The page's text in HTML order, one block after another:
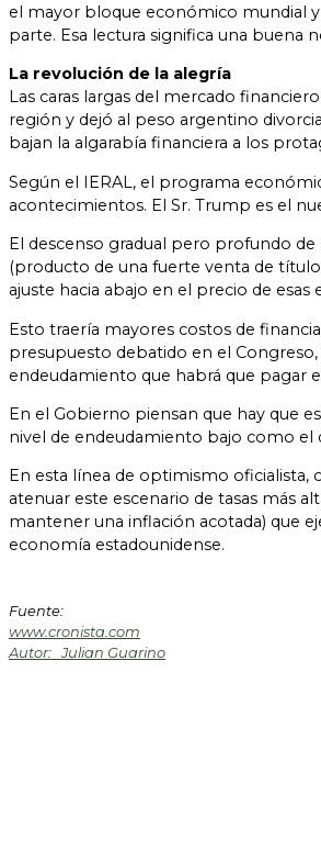
el mayor bloque económico mundial
parte. Esa lectura significa una buena
La revolución de la alegría
Las caras largas del mercado
región y dejó al peso argentino
bajan la algarabía financiera a los
Según el IERAL, el programa
acontecimientos. El Sr. Trump es el
El descenso gradual pero profundo
(producto de una fuerte venta de
ajuste hacia abajo en el precio de esas
Esto traería mayores costos de
presupuesto debatido en el
endeudamiento que habrá que pagar
En el Gobierno piensan que hay que
nivel de endeudamiento bajo como el
En esta línea de optimismo oficialista,
atenuar este escenario de tasas más
mantener una inflación acotada) que
economía estadounidense.
Fuente:
www.cronista.com
Autor: Julian Guarino